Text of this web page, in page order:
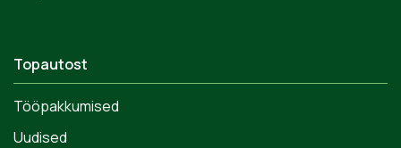
Topautost
Tööpakkumised
Uudised